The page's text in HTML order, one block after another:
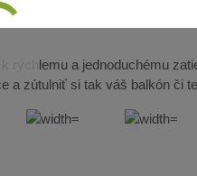
rýchlemu a jednoduchému
a zútulniť si tak váš balkón či